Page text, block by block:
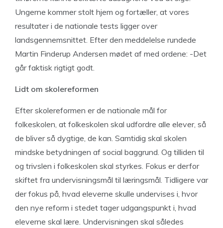
Ungerne kommer stolt hjem og fortæller, at vores
resultater i de nationale tests ligger over
landsgennemsnittet. Efter den meddelelse rundede
Martin Finderup Andersen mødet af med ordene: -Det
går faktisk rigtigt godt.
Lidt om skolereformen
Efter skolereformen er de nationale mål for
folkeskolen, at folkeskolen skal udfordre alle elever, så
de bliver så dygtige, de kan. Samtidig skal skolen
mindske betydningen af social baggrund. Og tilliden til
og trivslen i folkeskolen skal styrkes. Fokus er derfor
skiftet fra undervisningsmål til læringsmål. Tidligere var
der fokus på, hvad eleverne skulle undervises i, hvor
den nye reform i stedet tager udgangspunkt i, hvad
eleverne skal lære. Undervisningen skal således